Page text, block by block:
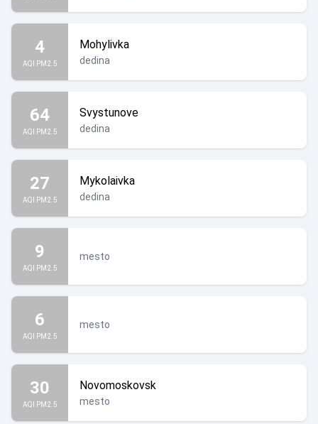
4
AQI PM2.5
Mohylivka
dedina
64
AQI PM2.5
Svystunove
dedina
27
AQI PM2.5
Mykolaivka
dedina
9
AQI PM2.5
mesto
6
AQI PM2.5
mesto
30
AQI PM2.5
Novomoskovsk
mesto